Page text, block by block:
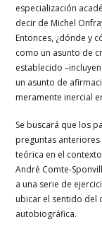
especialización
decir de Michel
Entonces, ¿dónde y
como un asunto de
establecido
un asunto de
meramente inercial
Se buscará que los
preguntas
teórica en el
André Comte-
a una serie de
ubicar el sentido del
autobiográfica.